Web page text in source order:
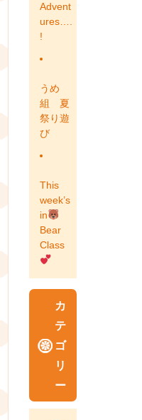
Advent
ures….
!
うめ
組 夏
祭り遊
び
This
week’s
in
Bear
Class
カ
テ
ゴ
リ
ー